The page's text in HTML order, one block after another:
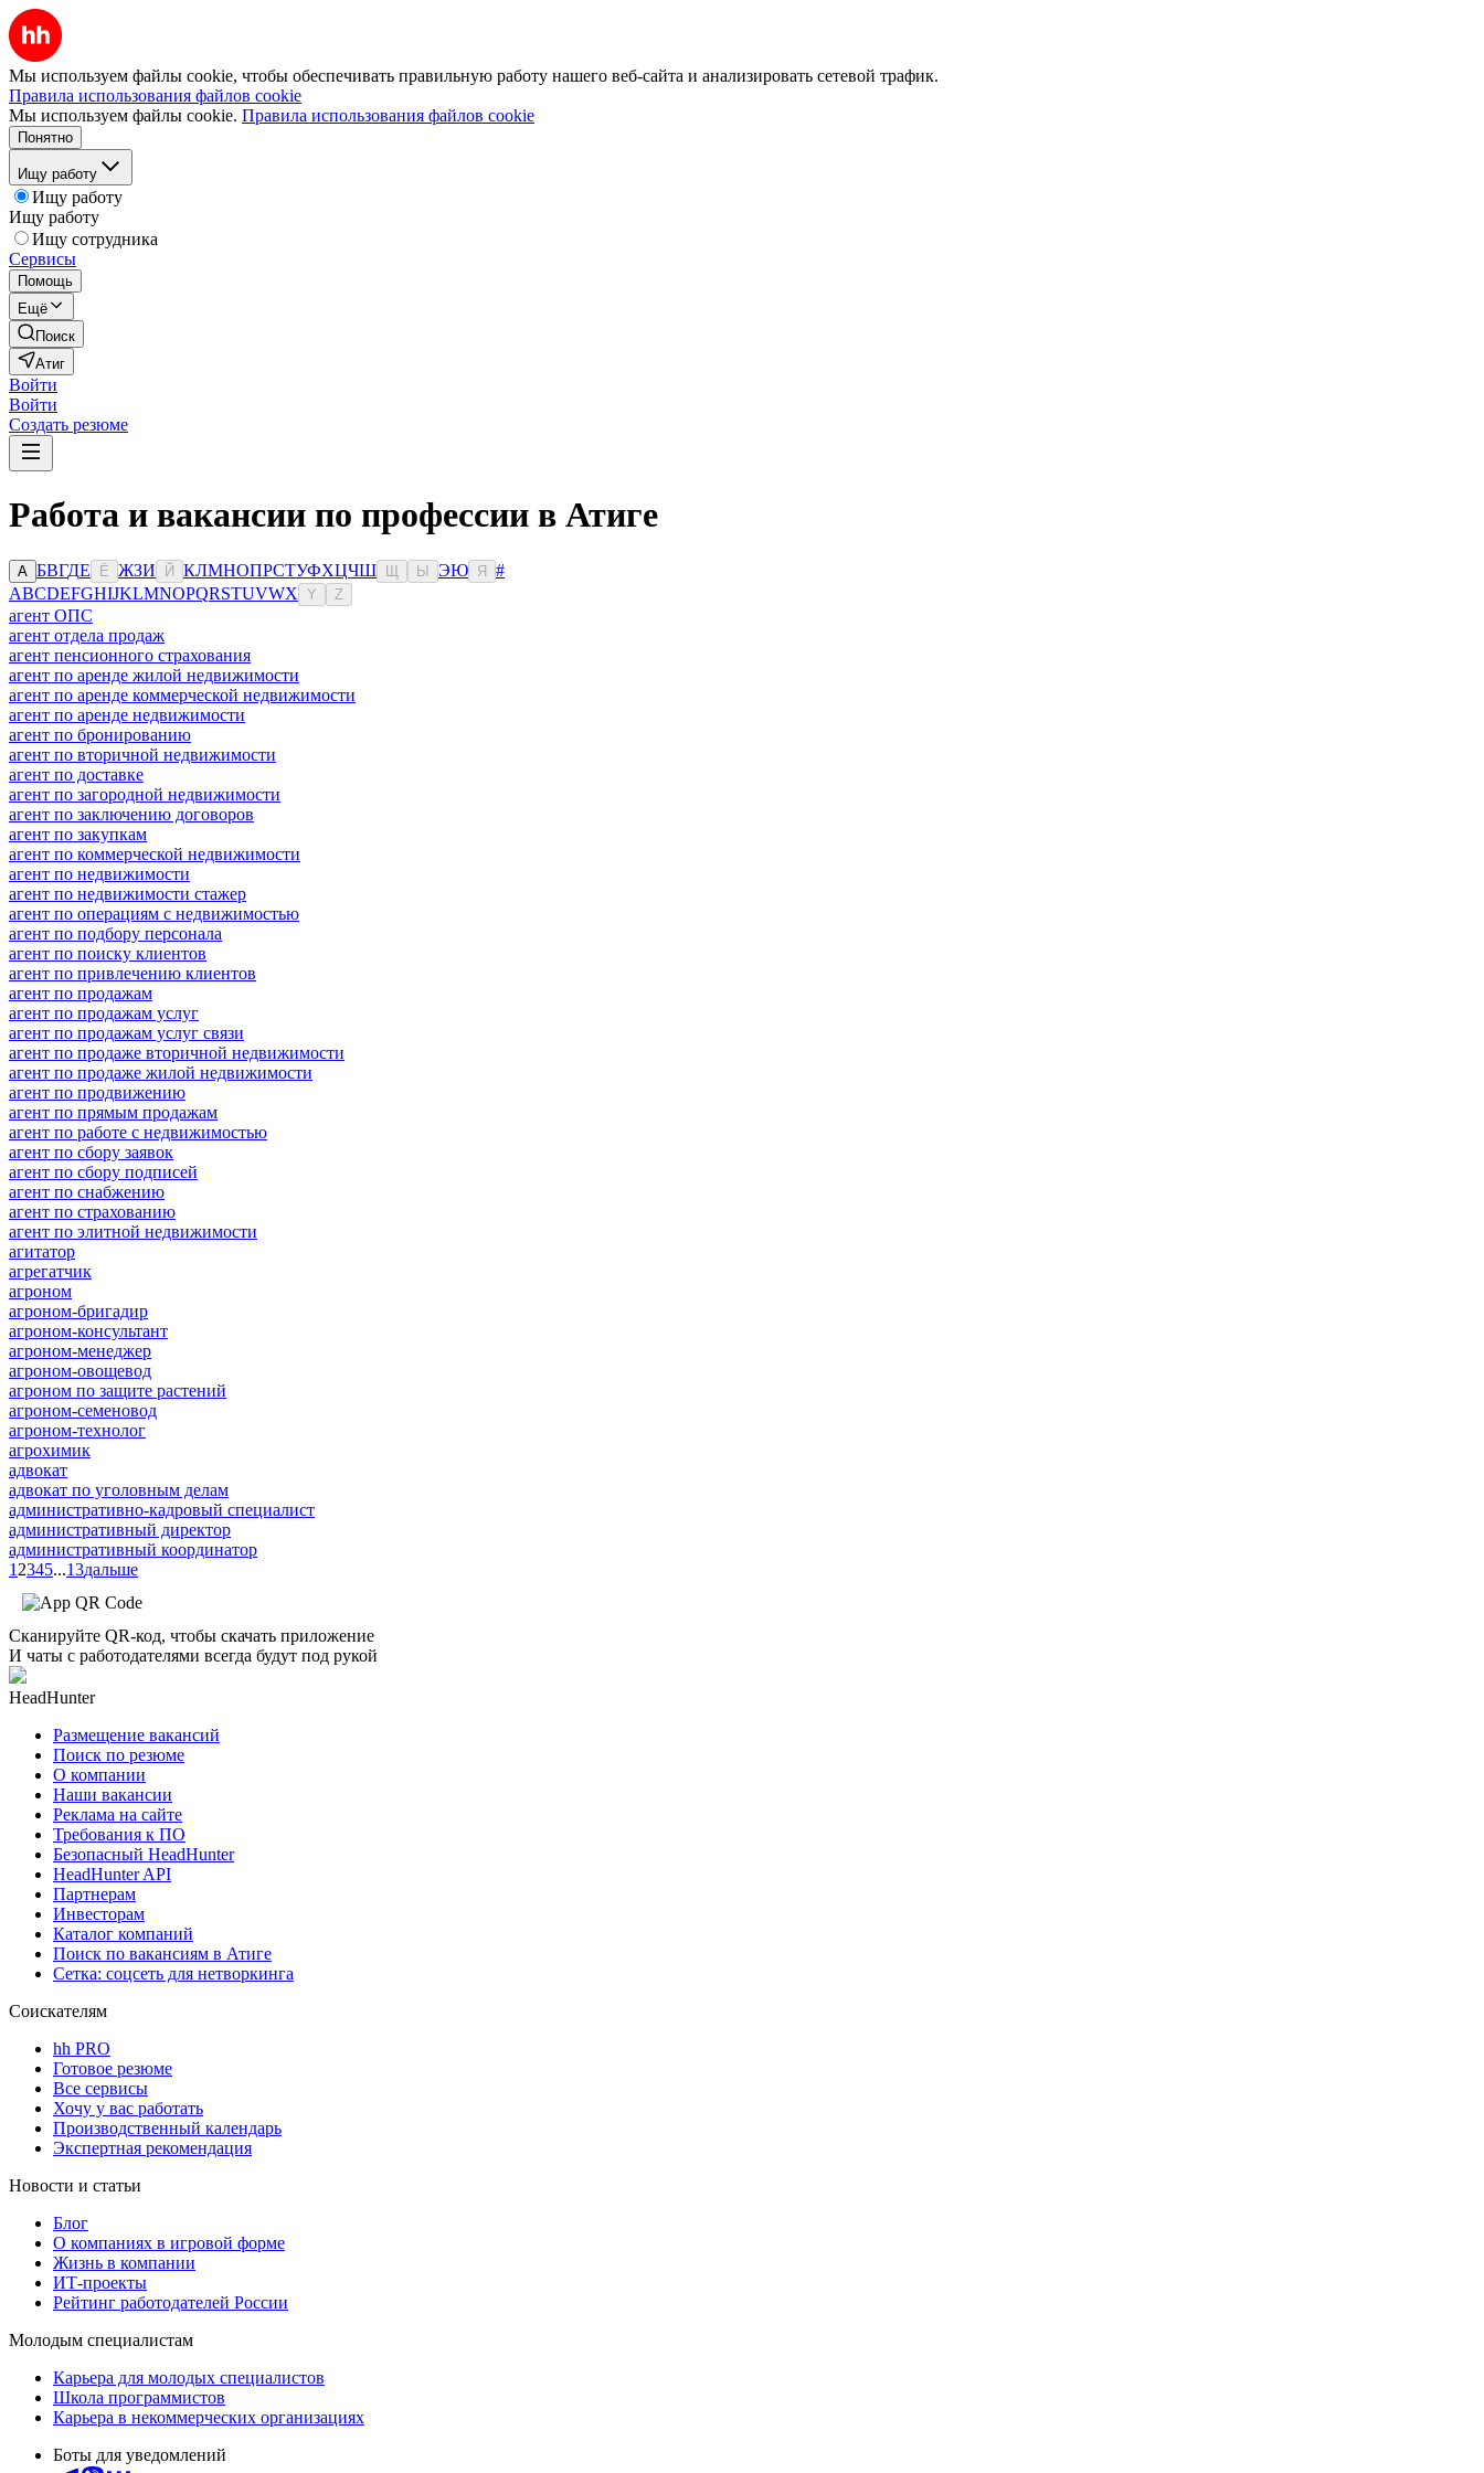
Мы используем файлы cookie, чтобы обеспечивать правильную работу нашего веб-сайта и анализировать сетевой трафик.
Правила использования файлов cookie
Мы используем файлы cookie. Правила использования файлов cookie
Понятно
Ищу работу
Ищу работу
Ищу работу
Ищу сотрудника
Сервисы
Помощь
Ещё
Поиск
Атиг
Войти
Войти
Создать резюме
Работа и вакансии по профессии в Атиге
А БВГДЕ Ё ЖЗИ Й КЛМНОПРСТУФХЦЧШ Ы ЭЮ Я
#
ABCDEFGHIJKLMNOPQRSTUVWX Y Z
агент ОПС
агент отдела продаж
агент пенсионного страхования
агент по аренде жилой недвижимости
агент по аренде коммерческой недвижимости
агент по аренде недвижимости
агент по бронированию
агент по вторичной недвижимости
агент по доставке
агент по загородной недвижимости
агент по заключению договоров
агент по закупкам
агент по коммерческой недвижимости
агент по недвижимости
агент по недвижимости стажер
агент по операциям с недвижимостью
агент по подбору персонала
агент по поиску клиентов
агент по привлечению клиентов
агент по продажам
агент по продажам услуг
агент по продажам услуг связи
агент по продаже вторичной недвижимости
агент по продаже жилой недвижимости
агент по продвижению
агент по прямым продажам
агент по работе с недвижимостью
агент по сбору заявок
агент по сбору подписей
агент по снабжению
агент по страхованию
агент по элитной недвижимости
агитатор
агрегатчик
агроном
агроном-бригадир
агроном-консультант
агроном-менеджер
агроном-овощевод
агроном по защите растений
агроном-семеновод
агроном-технолог
агрохимик
адвокат
адвокат по уголовным делам
административно-кадровый специалист
административный директор
административный координатор
1 2345...13дальше
Сканируйте QR-код, чтобы скачать приложение
И чаты с работодателями всегда будут под рукой
HeadHunter
Размещение вакансий
Поиск по резюме
О компании
Наши вакансии
Реклама на сайте
Требования к ПО
Безопасный HeadHunter
HeadHunter API
Партнерам
Инвесторам
Каталог компаний
Поиск по вакансиям в Атиге
Сетка: соцсеть для нетворкинга
Соискателям
hh PRO
Готовое резюме
Все сервисы
Хочу у вас работать
Производственный календарь
Экспертная рекомендация
Новости и статьи
Блог
О компаниях в игровой форме
Жизнь в компании
ИТ-проекты
Рейтинг работодателей России
Молодым специалистам
Карьера для молодых специалистов
Школа программистов
Карьера в некоммерческих организациях
Боты для уведомлений